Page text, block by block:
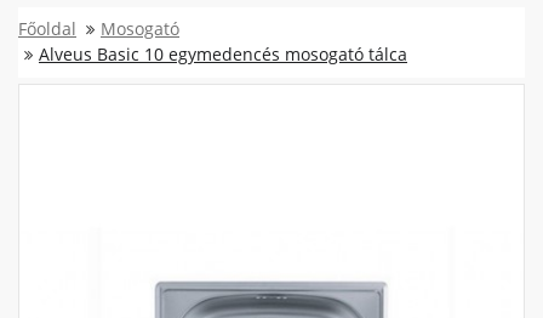
Főoldal
Mosogató
Alveus Basic 10 egymedencés mosogató tálca